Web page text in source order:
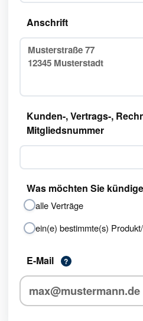
Anschrift
Kunden-, Vertrags-,
Mitgliedsnummer
Was möchten Sie
alle Verträge
ein(e) bestimmte(s)
E-Mail ?